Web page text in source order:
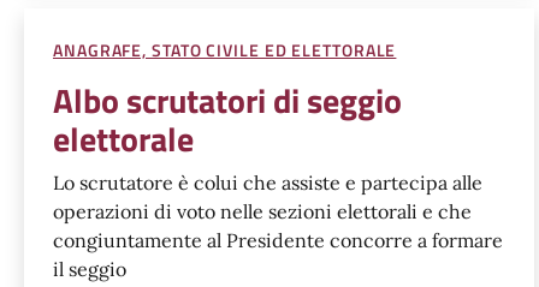
ANAGRAFE, STATO CIVILE ED ELETTORALE
Albo scrutatori di seggio
elettorale
Lo scrutatore è colui che assiste e partecipa alle
operazioni di voto nelle sezioni elettorali e che
congiuntamente al Presidente concorre a formare
il seggio